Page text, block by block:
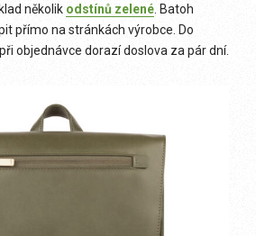
několik odstínů zelené . Batoh
přímo na stránkách výrobce. Do
objednávce dorazí doslova za pár dní.